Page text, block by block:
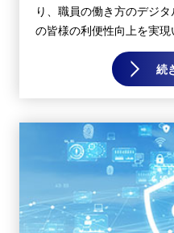
り、職員の働き方のデジ
の皆様の利便性向上を実現
続